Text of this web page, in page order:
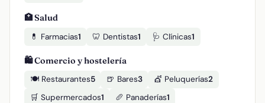
🏥 Salud
💊 Farmacias1 🦷 Dentistas1 🩺 Clínicas1
🛍️ Comercio y hostelería
🍽️ Restaurantes5 🍺 Bares3 💇 Peluquerías2
🛒 Supermercados1 🥖 Panaderías1